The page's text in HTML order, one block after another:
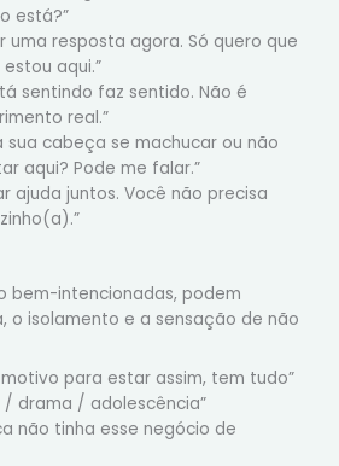
está?”
uma resposta agora. Só quero que
aqui.”
sentindo faz sentido. Não é
real.”
sua cabeça se machucar ou não
aqui? Pode me falar.”
ajuda juntos. Você não precisa
bem-intencionadas, podem
o isolamento e a sensação de não
para estar assim, tem tudo”
/ drama / adolescência”
não tinha esse negócio de